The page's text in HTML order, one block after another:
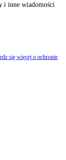
i inne wiadomości
się więcej o ochronie